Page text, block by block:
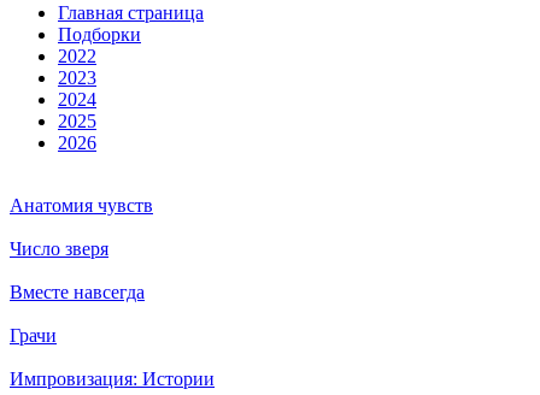
Глав­ная стра­ни­ца
Подборки
2022
2023
2024
2025
2026
Анатомия чувств
Число зверя
Вместе навсегда
Грачи
Импровизация: Истории